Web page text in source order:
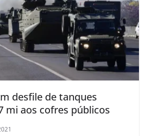
desfile de tanques
mi aos cofres públicos